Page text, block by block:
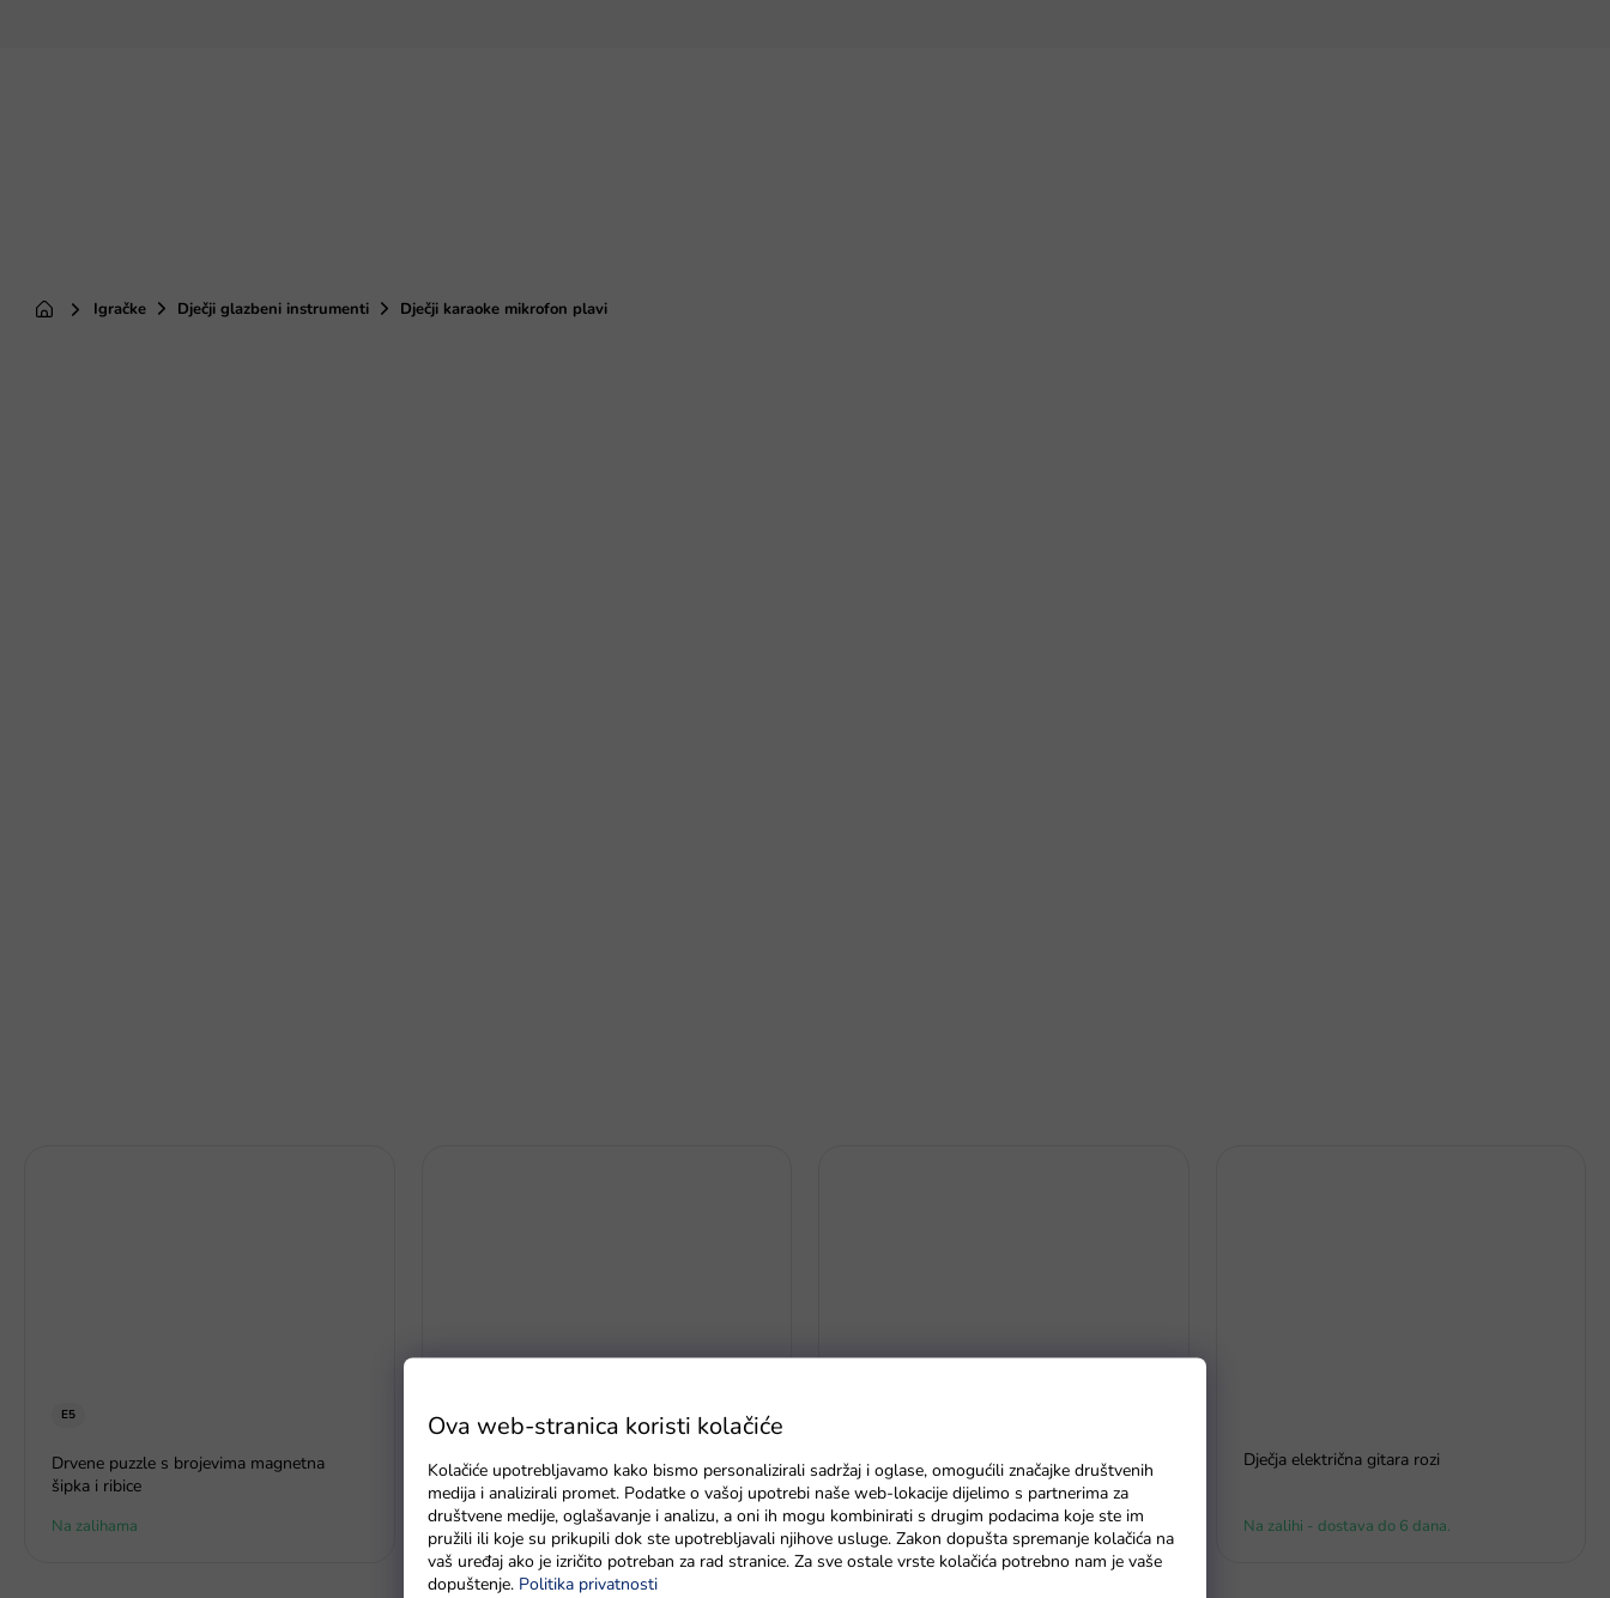
Ova web-stranica koristi kolačiće
Kolačiće upotrebljavamo kako bismo personalizirali sadržaj i oglase, omogućili značajke društvenih
medija i analizirali promet. Podatke o vašoj upotrebi naše web-lokacije dijelimo s partnerima za
društvene medije, oglašavanje i analizu, a oni ih mogu kombinirati s drugim podacima koje ste im
pružili ili koje su prikupili dok ste upotrebljavali njihove usluge. Zakon dopušta spremanje kolačića na
vaš uređaj ako je izričito potreban za rad stranice. Za sve ostale vrste kolačića potrebno nam je vaše
dopuštenje. Politika privatnosti
PočetnaIgračke Dječji glazbeni instrumenti Dječji karaoke mikrofon plavi
E5
Drvene puzzle s brojevima magnetna
šipka i ribice
Na zalihama
Baterie GP Greencell R6 typ AA 4 ks
Na zalihama
Goki Dugin bubanj
U roku od 7 radnih dana
Dječja električna gitara rozi
Na zalihi - dostava do 6 dana.